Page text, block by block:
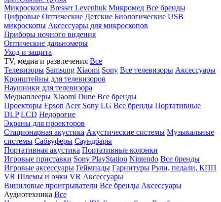
Микроскопы BresserLevenhuk Микромед Все бренды
Цифровые Оптические Детские Биологические USB
микроскопы Аксессуары для микроскопов
Приборы ночного видения
Оптические дальномеры
Уход и защита
TV, медиа и развлечения Все
Телевизоры Samsung Xiaomi Sony Все телевизоры Аксессуары
Кронштейны для телевизоров
Наушники для телевизора
Медиаплееры Xiaomi Dune Все бренды
Проекторы Epson Acer Sony LG Все бренды Портативные
DLP LCD Недорогие
Экраны для проекторов
Стационарная акустика Акустические системы Музыкальные
системы Сабвуферы Саундбары
Портативная акустика Портативные колонки
Игровые приставки Sony PlayStation Nintendo Все бренды
Игровые аксессуары Геймпады Гарнитуры Рули, педали, КПП
VR Шлемы и очки VR Аксессуары
Виниловые проигрыватели Все бренды Аксессуары
Аудиотехника Все